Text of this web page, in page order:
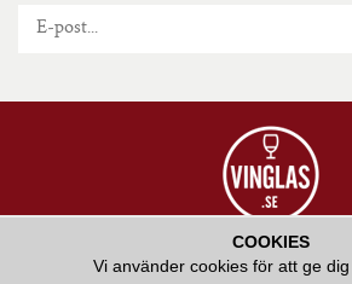
VÅR AMBITION ÄR ATT ERBJUDA
COOKIES
Vi använder cookies för att ge